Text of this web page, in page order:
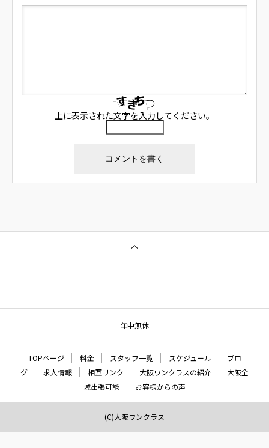
上に表示された文字を入力してください。
年中無休
TOPページ 料金 スタッフ一覧 スケジュール
ブロ
グ
求人情報 相互リンク 大阪ワンクラスの紹介
大阪全
域出張可能
お客様からの声
(C)大阪ワンクラス